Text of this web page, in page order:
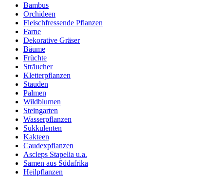
Bambus
Orchideen
Fleischfressende Pflanzen
Farne
Dekorative Gräser
Bäume
Früchte
Sträucher
Kletterpflanzen
Stauden
Palmen
Wildblumen
Steingarten
Wasserpflanzen
Sukkulenten
Kakteen
Caudexpflanzen
Ascleps Stapelia u.a.
Samen aus Südafrika
Heilpflanzen